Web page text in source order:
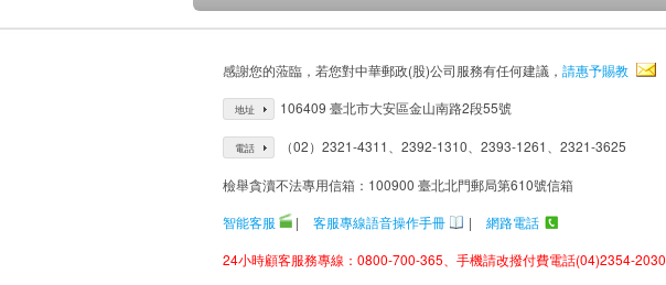
感謝您的蒞臨，若您對中華郵政(股)公司服務有任何建議， 請惠予賜教
地址 106409 臺北市大安區金山南路2段55號
電話 （02）2321-4311、2392-1310、2393-1261、2321-3625
檢舉貪瀆不法專用信箱：100900 臺北北門郵局第610號信箱
智能客服
| 客服專線語音操作手冊 |
網路電話
24小時顧客服務專線：0800-700-365、手機請改撥付費電話(04)2354-2030